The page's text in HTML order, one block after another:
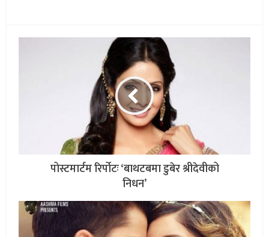
पोस्टमार्टम रिर्पोटः ‘बाथटबमा डुबेर श्रीदेवीको
निधन’